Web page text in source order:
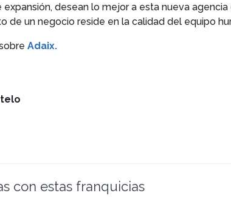
desean lo mejor a esta nueva
de un negocio reside en la calidad del equipo
Adaix.
con estas franquicias